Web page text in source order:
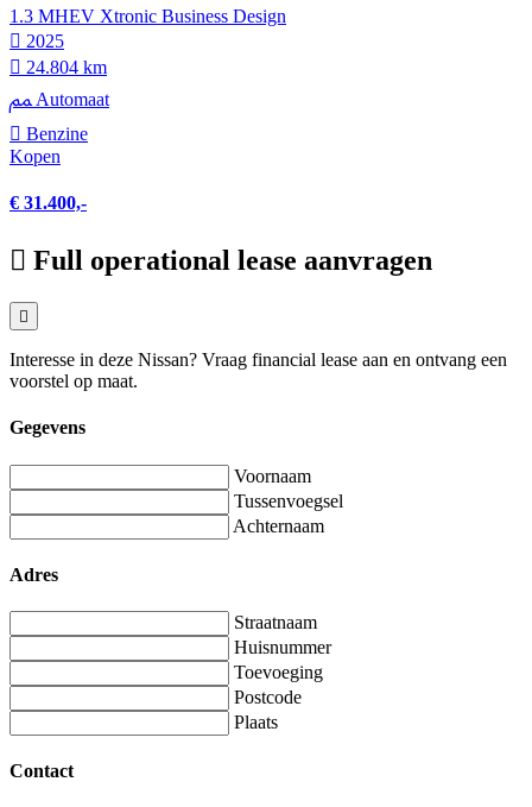
1.3 MHEV Xtronic Business Design
2025
24.804 km
Automaat
Benzine
Kopen
€ 31.400,-
Full operational lease aanvragen
Interesse in deze Nissan? Vraag financial lease aan en ontvang een
voorstel op maat.
Gegevens
Voornaam
Tussenvoegsel
Achternaam
Adres
Straatnaam
Huisnummer
Toevoeging
Postcode
Plaats
Contact